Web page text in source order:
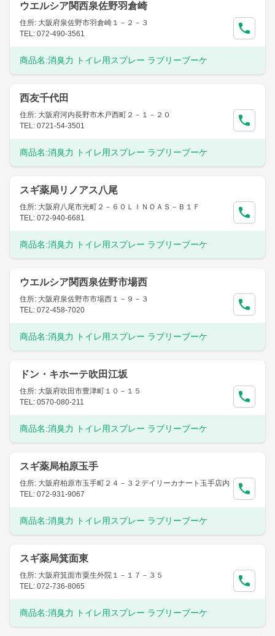
ウエルシア関西泉佐野羽倉崎
住所: 大阪府泉佐野市羽倉崎１－２－３
TEL: 072-490-3561
商品名:消臭力 トイレ用スプレー ラブリーブーケ
西友千代田
住所: 大阪府河内長野市木戸西町２－１－２０
TEL: 0721-54-3501
商品名:消臭力 トイレ用スプレー ラブリーブーケ
スギ薬局リノアス八尾
住所: 大阪府八尾市光町２－６０ＬＩＮＯＡＳ－Ｂ１Ｆ
TEL: 072-940-6681
商品名:消臭力 トイレ用スプレー ラブリーブーケ
ウエルシア関西泉佐野市場西
住所: 大阪府泉佐野市市場西１－９－３
TEL: 072-458-7020
商品名:消臭力 トイレ用スプレー ラブリーブーケ
ドン・キホーテ吹田江坂
住所: 大阪府吹田市豊津町１０－１５
TEL: 0570-080-211
商品名:消臭力 トイレ用スプレー ラブリーブーケ
スギ薬局柏原玉手
住所: 大阪府柏原市玉手町２４－３２デイリーカナート玉手店内
TEL: 072-931-9067
商品名:消臭力 トイレ用スプレー ラブリーブーケ
スギ薬局箕面東
住所: 大阪府箕面市粟生外院１－１７－３５
TEL: 072-736-8065
商品名:消臭力 トイレ用スプレー ラブリーブーケ